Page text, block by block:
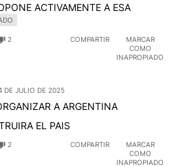
ACTIVAMENTE A ESA
2 COMPARTIR
MARCAR
COMO
INAPROPIADO
DE JULIO DE 2025
A ARGENTINA
EL PAIS
2 COMPARTIR
MARCAR
COMO
INAPROPIADO